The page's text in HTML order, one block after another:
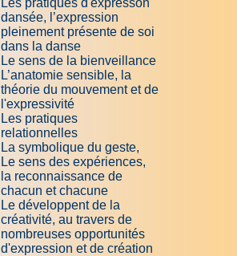
dansée, l’expression
pleinement présente de soi
dans la danse
Le sens de la bienveillance
L’anatomie sensible, la
théorie du mouvement et de
l'expressivité
Les pratiques
relationnelles
La symbolique du geste,
Le sens des expériences,
la reconnaissance de
chacun et chacune
Le développent de la
créativité, au travers de
nombreuses opportunités
d'expression et de création